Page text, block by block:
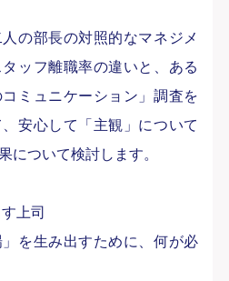
の部長の対照的なマネジメ
ッフ離職率の違いと、ある
ミュニケーション」調査を
安心して「主観」について
について検討します。
上司
」を生み出すために、何が必